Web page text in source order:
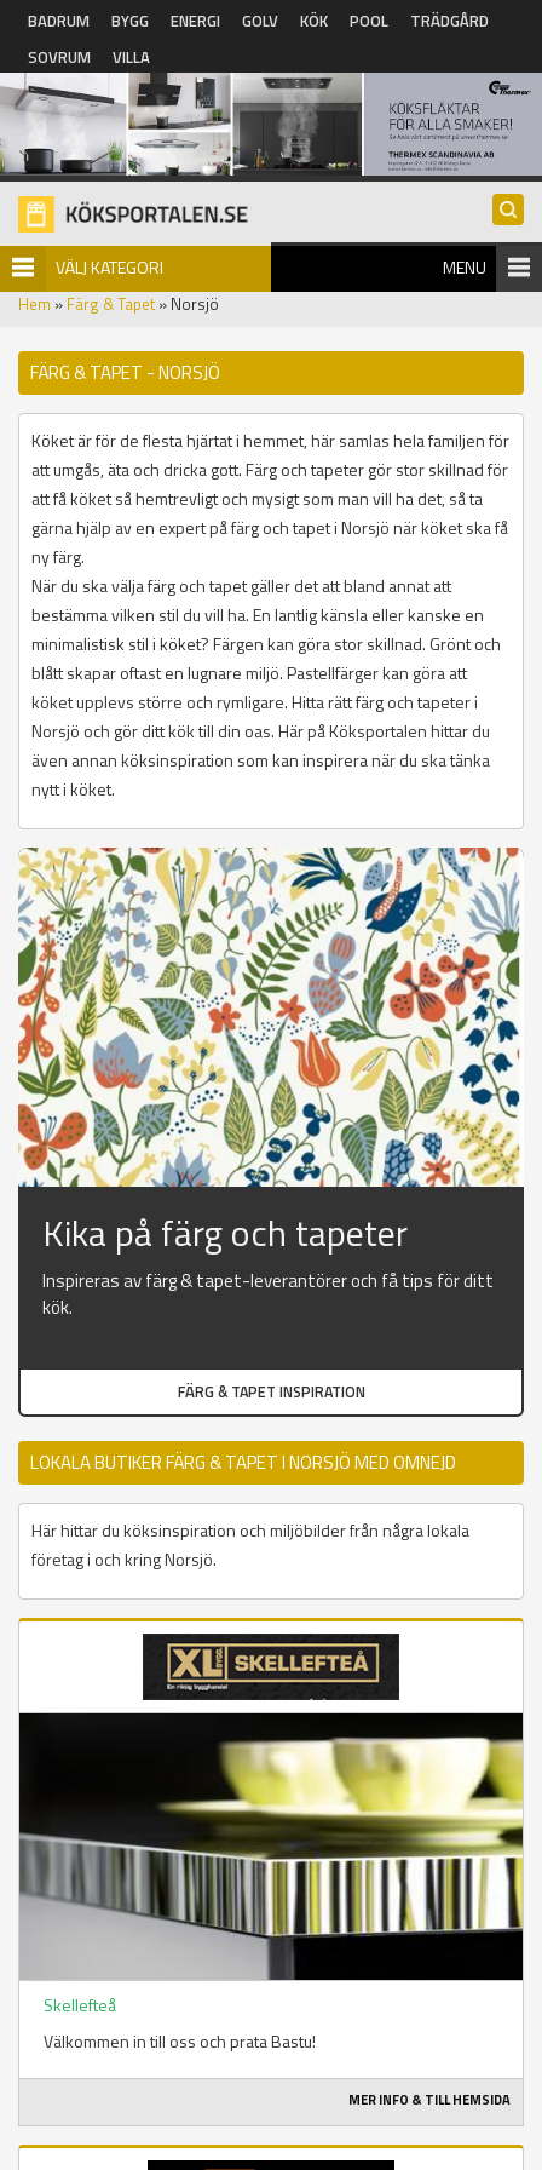
Hoppa till huvudinnehåll
BADRUM BYGG ENERGI GOLV KÖK POOL
TRÄDGÅRD
SOVRUM
VILLA
VÄLJ KATEGORI MENU
Hem » Färg & Tapet» Norsjö
FÄRG & TAPET - NORSJÖ
Köket är för de flesta hjärtat i hemmet, här samlas hela familjen för
att umgås, äta och dricka gott. Färg och tapeter gör stor skillnad för
att få köket så hemtrevligt och mysigt som man vill ha det, så ta
gärna hjälp av en expert på färg och tapet i Norsjö när köket ska få
ny färg.
När du ska välja färg och tapet gäller det att bland annat att
bestämma vilken stil du vill ha. En lantlig känsla eller kanske en
minimalistisk stil i köket? Färgen kan göra stor skillnad. Grönt och
blått skapar oftast en lugnare miljö. Pastellfärger kan göra att
köket upplevs större och rymligare. Hitta rätt färg och tapeter i
Norsjö och gör ditt kök till din oas. Här på Köksportalen hittar du
även annan köksinspiration som kan inspirera när du ska tänka
nytt i köket.
Kika på färg och tapeter
Inspireras av färg & tapet-leverantörer och få tips för ditt
kök.
FÄRG & TAPET INSPIRATION
LOKALA BUTIKER FÄRG & TAPET I NORSJÖ MED OMNEJD
Här hittar du köksinspiration och miljöbilder från några lokala
företag i och kring Norsjö.
Skellefteå
Välkommen in till oss och prata Bastu!
MER INFO & TILL HEMSIDA